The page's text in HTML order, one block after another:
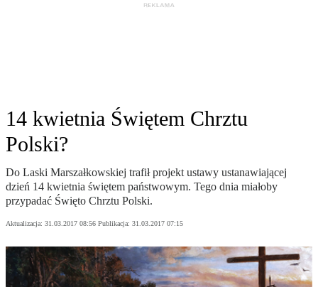
14 kwietnia Świętem Chrztu
Polski?
Do Laski Marszałkowskiej trafił projekt ustawy ustanawiającej
dzień 14 kwietnia świętem państwowym. Tego dnia miałoby
przypadać Święto Chrztu Polski.
Aktualizacja: 31.03.2017 08:56 Publikacja: 31.03.2017 07:15